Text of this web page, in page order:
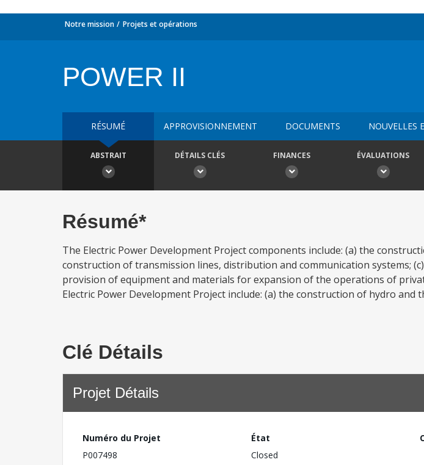
Notre mission Projets et opérations
POWER II
RÉSUMÉ APPROVISIONNEMENT DOCUMENTS NOUVELLES
ABSTRAIT DÉTAILS CLÉS FINANCES ÉVALUATIONS
Résumé*
The Electric Power Development Project components include: (a) the
construction of transmission lines, distribution and communication systems;
provision of equipment and materials for expansion of the operations of
Electric Power Development Project include: (a) the construction of hydro and
Clé Détails
Projet Détails
Numéro du Projet
P007498
État
Closed